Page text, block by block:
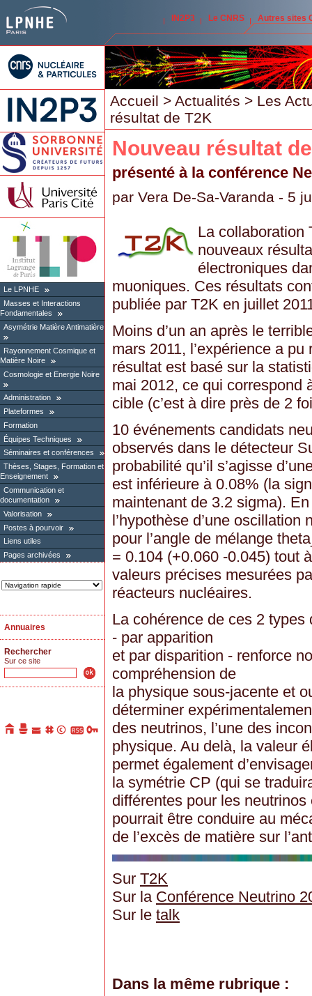
IN2P3 Le CNRS Autres sites
Le LPNHE
Masses et Interactions
Fondamentales
Asymétrie Matière Antimatière
Rayonnement Cosmique et
Matière Noire
Cosmologie et Energie Noire
Administration
Plateformes
Formation
Équipes Techniques
Séminaires et conférences
Thèses, Stages, Formation et
Enseignement
Communication et
documentation
Valorisation
Postes à pourvoir
Liens utiles
Pages archivées
Annuaires
Rechercher
Sur ce site
Accueil > Actualités > Les
résultat de T2K
Nouveau résultat
présenté à la conférence
par Vera De-Sa-Varanda - 5
La collaboration
nouveaux
électroniques
muoniques. Ces résultats
publiée par T2K en juillet
Moins d’un an après le
mars 2011, l’expérience a
résultat est basé sur la
mai 2012, ce qui correspond
cible (c’est à dire près de 2
10 événements candidats
observés dans le détecteur
probabilité qu’il s’agisse
est inférieure à 0.08% (la
maintenant de 3.2 sigma).
l’hypothèse d’une
pour l’angle de mélange
= 0.104 (+0.060 -0.045) tout
valeurs précises mesurées
réacteurs nucléaires.
La cohérence de ces 2
- par apparition
et par disparition - renforce
compréhension de
la physique sous-jacente et
déterminer
des neutrinos, l’une des
physique. Au delà, la valeur
permet également
la symétrie CP (qui se
différentes pour les
pourrait être conduire au
de l’excès de matière sur
Sur T2K
Sur la Conférence Neutrino
Sur le talk
Dans la même rubrique :